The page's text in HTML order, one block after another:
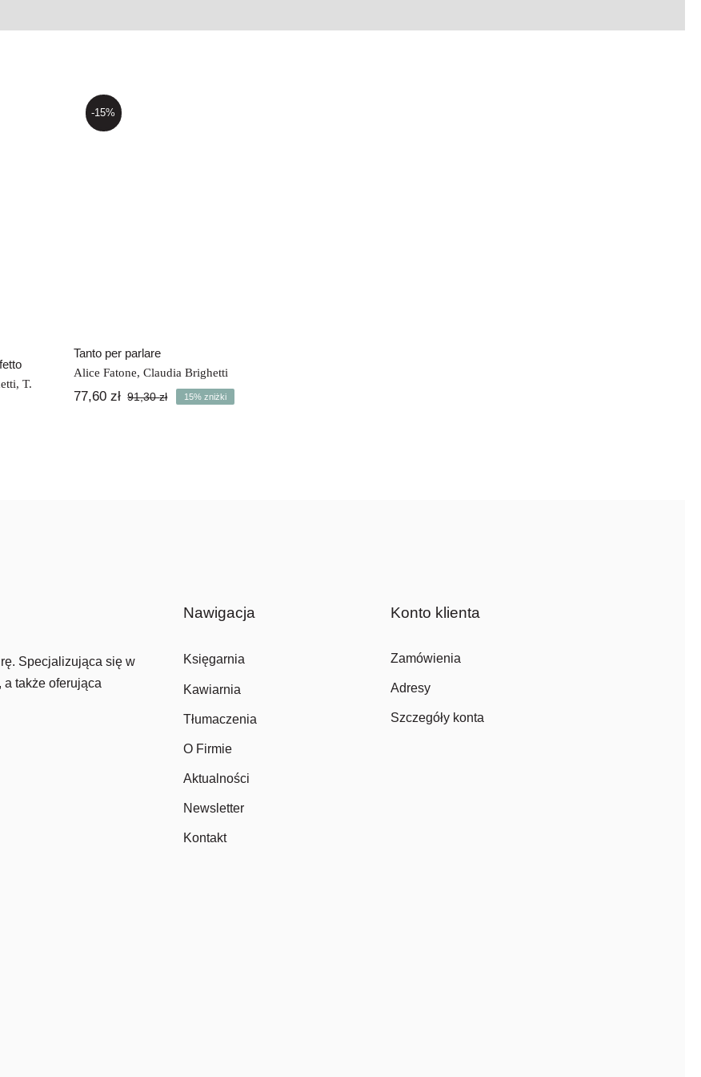
, T.
-15%
Tanto per parlare
Alice Fatone, Claudia Brighetti
91,30złPierwotna
77,60 zł
Aktualna
15% zniżki
Specjalizująca się w
a także oferująca
Nawigacja
Księgarnia
Kawiarnia
Tłumaczenia
O Firmie
Aktualności
Newsletter
Kontakt
Konto klienta
Zamówienia
Adresy
Szczegóły konta